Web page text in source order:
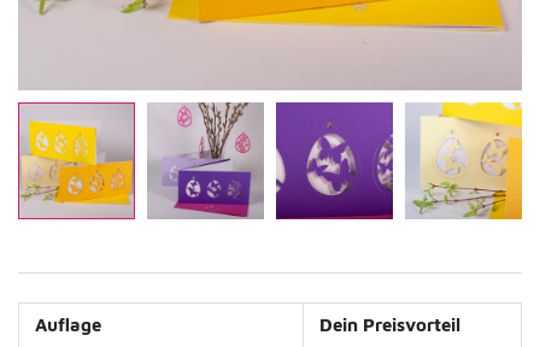
Auflage Dein Preisvorteil